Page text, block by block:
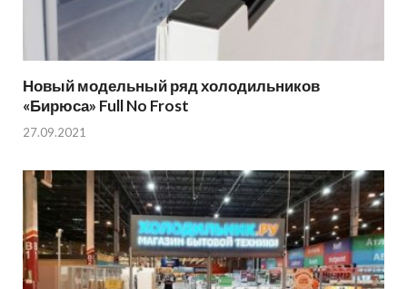
Новый модельный ряд холодильников
«Бирюса» Full No Frost
27.09.2021